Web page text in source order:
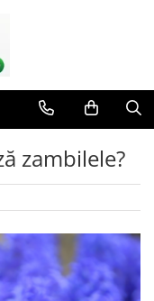
zambilele?